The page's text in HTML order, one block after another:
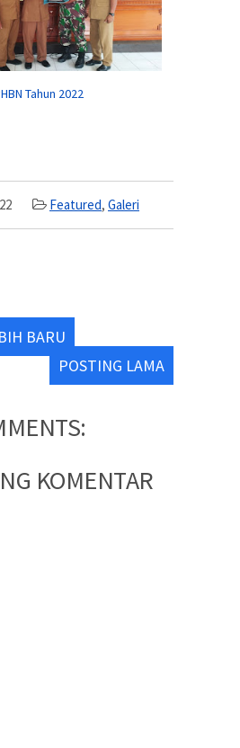
Tahun 2022
Featured, Galeri
BARU
POSTING LAMA
KOMENTAR